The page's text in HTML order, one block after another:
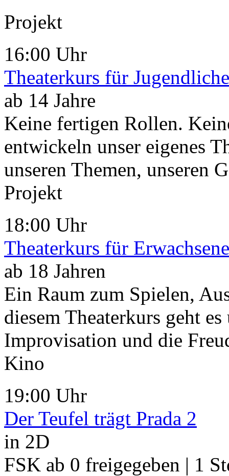
Projekt
16:00 Uhr
Theaterkurs für Jugendliche
ab 14 Jahre
Keine fertigen Rollen.
entwickeln unser eigenes
unseren Themen, unseren
Projekt
18:00 Uhr
Theaterkurs für Erwachsene
ab 18 Jahren
Ein Raum zum Spielen,
diesem Theaterkurs geht
Improvisation und die
Kino
19:00 Uhr
Der Teufel trägt Prada 2
in 2D
FSK ab 0 freigegeben | 1